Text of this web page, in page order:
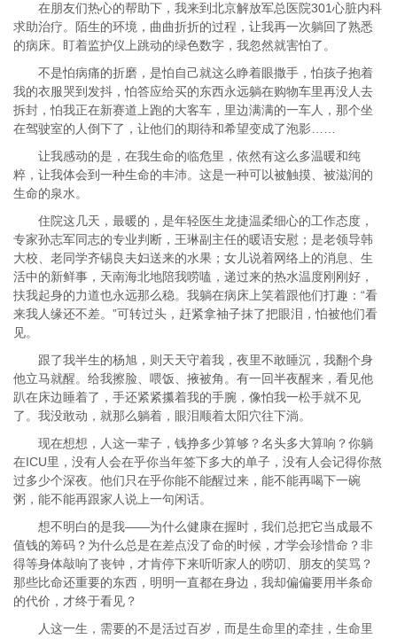
在朋友们热心的帮助下，我来到北京解放军总医院301心脏内科
求助治疗。陌生的环境，曲曲折折的过程，让我再一次躺回了熟悉
的病床。盯着监护仪上跳动的绿色数字，我忽然就害怕了。
不是怕病痛的折磨，是怕自己就这么睁着眼撒手，怕孩子抱着
我的衣服哭到发抖，怕答应给买的东西永远躺在购物车里再没人去
拆封，怕我正在新赛道上跑的大客车，里边满满的一车人，那个坐
在驾驶室的人倒下了，让他们的期待和希望变成了泡影……
让我感动的是，在我生命的临危里，依然有这么多温暖和纯
粹，让我体会到一种生命的丰沛。这是一种可以被触摸、被滋润的
生命的泉水。
住院这几天，最暖的，是年轻医生龙捷温柔细心的工作态度，
专家孙志军同志的专业判断，王琳副主任的暖语安慰；是老领导韩
大校、老同学齐锡良夫妇送来的水果；女儿说着网络上的消息、生
活中的新鲜事，天南海北地陪我唠嗑，递过来的热水温度刚刚好，
扶我起身的力道也永远那么稳。我躺在病床上笑着跟他们打趣：“看
来我人缘还不差。”可转过头，赶紧拿袖子抹了把眼泪，怕被他们看
见。
跟了我半生的杨旭，则天天守着我，夜里不敢睡沉，我翻个身
他立马就醒。给我擦脸、喂饭、掖被角。有一回半夜醒来，看见他
趴在床边睡着了，手还紧紧攥着我的手腕，像怕我一松手就不见
了。我没敢动，就那么躺着，眼泪顺着太阳穴往下淌。
现在想想，人这一辈子，钱挣多少算够？名头多大算响？你躺
在ICU里，没有人会在乎你当年签下多大的单子，没有人会记得你熬
过多少个深夜。他们只在乎你能不能醒过来，能不能再喝下一碗
粥，能不能再跟家人说上一句闲话。
想不明白的是我——为什么健康在握时，我们总把它当成最不
值钱的筹码？为什么总是在差点没了命的时候，才学会珍惜命？非
得等身体敲响了丧钟，才肯停下来听听家人的唠叨、朋友的笑骂？
那些比命还重要的东西，明明一直都在身边，我却偏偏要用半条命
的代价，才终于看见？
人这一生，需要的不是活过百岁，而是生命里的牵挂，生命里